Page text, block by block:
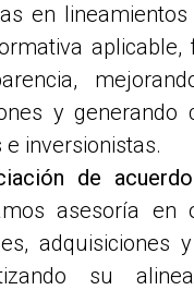
en
aplicable,
y generando
e inversionistas.
de
asesoría en
adquisiciones
su